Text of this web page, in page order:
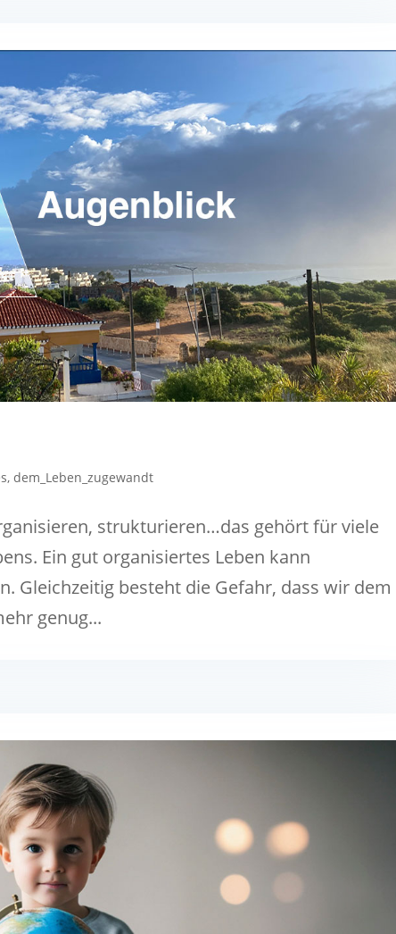
,dem_Leben_zugewandt
strukturieren…das gehört für viele
Ein gut organisiertes Leben kann
Gleichzeitig besteht die Gefahr, dass wir dem
genug...